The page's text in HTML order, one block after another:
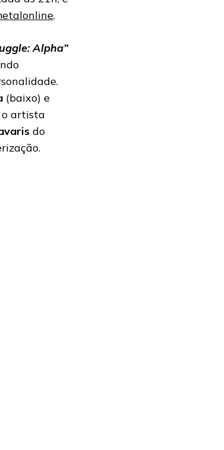
.
Alpha”
(baixo) e
o artista
do